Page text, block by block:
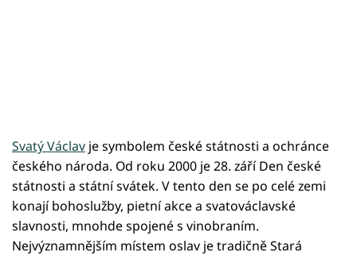
Svatý Václav je symbolem české státnosti a ochránce
českého národa. Od roku 2000 je 28. září Den české
státnosti a státní svátek. V tento den se po celé zemi
konají bohoslužby, pietní akce a svatováclavské
slavnosti, mnohde spojené s vinobraním.
Nejvýznamnějším místem oslav je tradičně Stará